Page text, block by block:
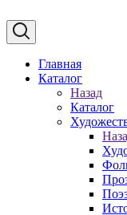
Главная
Каталог
Назад
Каталог